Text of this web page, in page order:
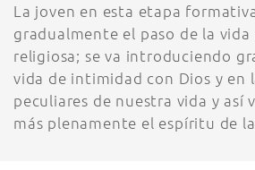
La joven en esta etapa
gradualmente el paso de la vida
religiosa; se va introduciendo
vida de intimidad con Dios y en
peculiares de nuestra vida y así
más plenamente el espíritu de